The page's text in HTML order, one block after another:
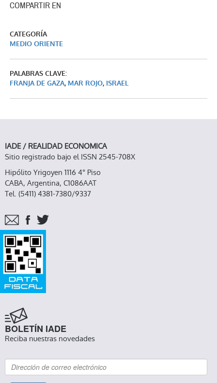
COMPARTIR EN
CATEGORÍA
MEDIO ORIENTE
PALABRAS CLAVE:
FRANJA DE GAZA, MAR ROJO, ISRAEL
IADE / REALIDAD ECONOMICA
Sitio registrado bajo el ISSN 2545-708X
Hipólito Yrigoyen 1116 4° Piso
CABA, Argentina, C1086AAT
Tel. (5411) 4381-7380/9337
BOLETÍN IADE
Reciba nuestras novedades